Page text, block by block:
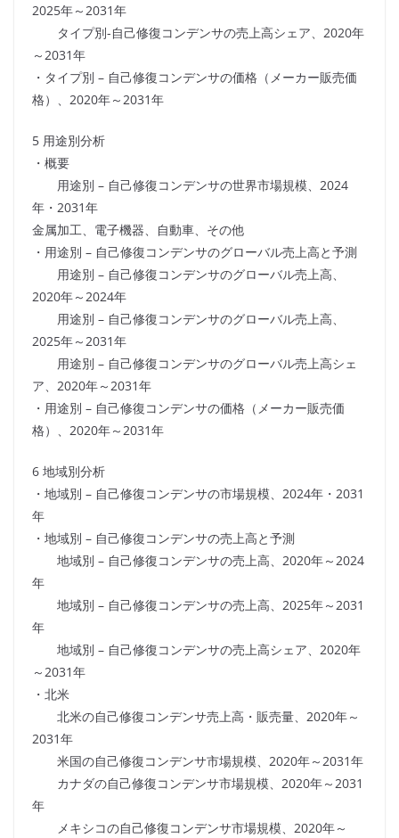
2025年～2031年
タイプ別-自己修復コンデンサの売上高シェア、2020年
～2031年
・タイプ別 – 自己修復コンデンサの価格（メーカー販売価
格）、2020年～2031年
5 用途別分析
・概要
用途別 – 自己修復コンデンサの世界市場規模、2024
年・2031年
金属加工、電子機器、自動車、その他
・用途別 – 自己修復コンデンサのグローバル売上高と予測
用途別 – 自己修復コンデンサのグローバル売上高、
2020年～2024年
用途別 – 自己修復コンデンサのグローバル売上高、
2025年～2031年
用途別 – 自己修復コンデンサのグローバル売上高シェ
ア、2020年～2031年
・用途別 – 自己修復コンデンサの価格（メーカー販売価
格）、2020年～2031年
6 地域別分析
・地域別 – 自己修復コンデンサの市場規模、2024年・2031
年
・地域別 – 自己修復コンデンサの売上高と予測
地域別 – 自己修復コンデンサの売上高、2020年～2024
年
地域別 – 自己修復コンデンサの売上高、2025年～2031
年
地域別 – 自己修復コンデンサの売上高シェア、2020年
～2031年
・北米
北米の自己修復コンデンサ売上高・販売量、2020年～
2031年
米国の自己修復コンデンサ市場規模、2020年～2031年
カナダの自己修復コンデンサ市場規模、2020年～2031
年
メキシコの自己修復コンデンサ市場規模、2020年～